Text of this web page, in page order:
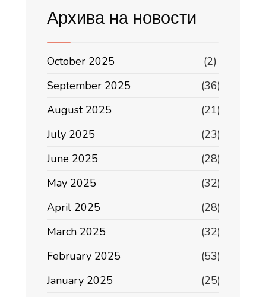
Архива на новости
October 2025
(2)
September 2025
(36)
August 2025
(21)
July 2025
(23)
June 2025
(28)
May 2025
(32)
April 2025
(28)
March 2025
(32)
February 2025
(53)
January 2025
(25)